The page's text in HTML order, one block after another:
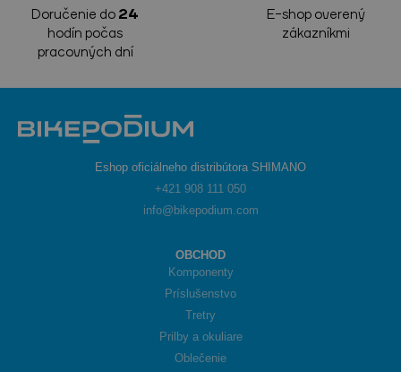
Doručenie do24
hodín počas
pracovných dní
E-shop overený
zákazníkmi
Eshop oficiálneho distribútora SHIMANO
+421 908 111 050
info@bikepodium.com
OBCHOD
Komponenty
Príslušenstvo
Tretry
Prilby a okuliare
Oblečenie